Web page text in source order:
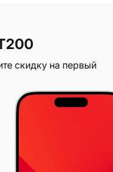
скидку на первый